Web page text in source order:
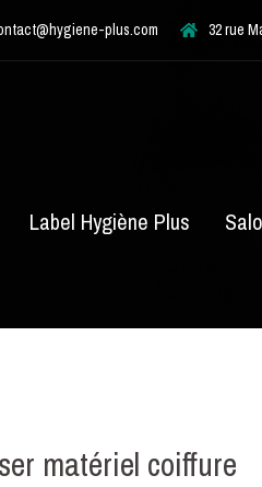
plus.com 32 rue
Label Hygiène Plus
matériel coiffure